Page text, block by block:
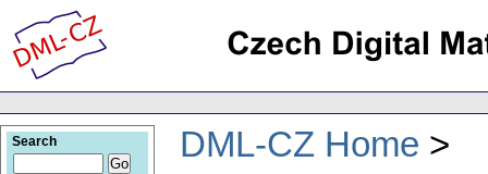
DML-CZ Home
Search